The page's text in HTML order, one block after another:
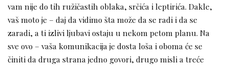
vam nije do tih ružičastih oblaka, srčića i leptirića. Dakle,
vaš moto je – daj da vidimo šta može da se radi i da se
zaradi, a ti izlivi ljubavi ostaju u nekom petom planu. Na
sve ovo – vaša komunikacija je dosta loša i oboma će se
činiti da druga strana jedno govori, drugo misli a treće